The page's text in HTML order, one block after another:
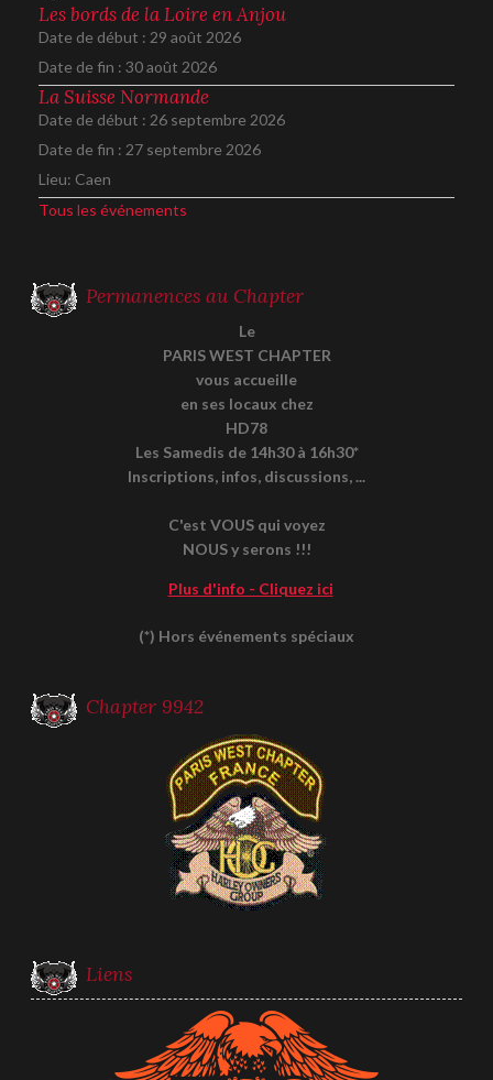
Les bords de la Loire en Anjou
Date de début : 29 août 2026
Date de fin : 30 août 2026
La Suisse Normande
Date de début : 26 septembre 2026
Date de fin : 27 septembre 2026
Lieu: Caen
Tous les événements
Permanences au Chapter
Le
PARIS WEST CHAPTER
vous accueille
en ses locaux chez
HD78
Les Samedis de 14h30 à 16h30*
Inscriptions, infos, discussions, ...
C'est VOUS qui voyez
NOUS y serons !!!
Plus d'info - Cliquez ici
(*) Hors événements spéciaux
Chapter 9942
Liens